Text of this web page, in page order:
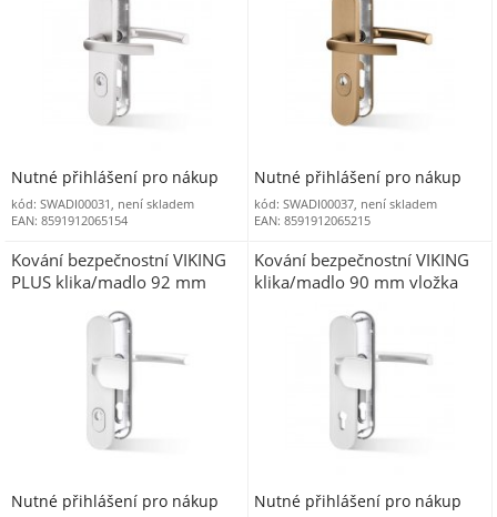
Nutné přihlášení pro nákup
kód: SWADI00031, není skladem
EAN: 8591912065154
Nutné přihlášení pro nákup
kód: SWADI00037, není skladem
EAN: 8591912065215
Kování bezpečnostní VIKING
PLUS klika/madlo 92 mm
Nutné přihlášení pro nákup
Kování bezpečnostní VIKING
klika/madlo 90 mm vložka
Nutné přihlášení pro nákup